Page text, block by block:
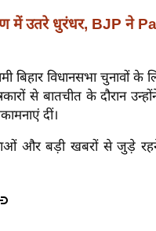
में उतरे धुरंधर, BJP ने
विधानसभा चुनावों के
से बातचीत के दौरान
दीं।
और बड़ी खबरों से जुड़े